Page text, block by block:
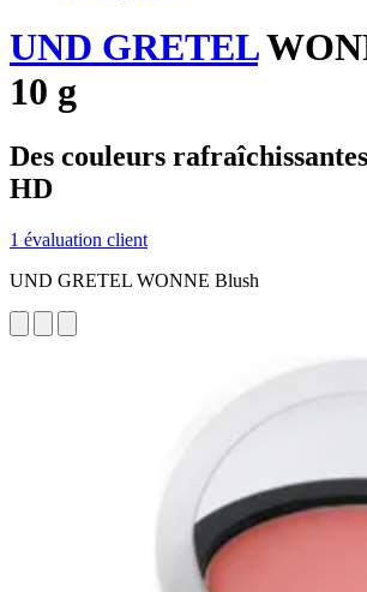
UND GRETEL
10 g
Des couleurs
HD
1 évaluation client
UND GRETEL WONNE Blush